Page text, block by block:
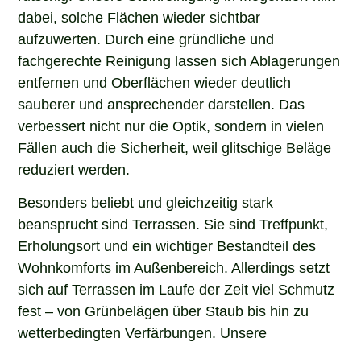
dabei, solche Flächen wieder sichtbar
aufzuwerten. Durch eine gründliche und
fachgerechte Reinigung lassen sich Ablagerungen
entfernen und Oberflächen wieder deutlich
sauberer und ansprechender darstellen. Das
verbessert nicht nur die Optik, sondern in vielen
Fällen auch die Sicherheit, weil glitschige Beläge
reduziert werden.
Besonders beliebt und gleichzeitig stark
beansprucht sind Terrassen. Sie sind Treffpunkt,
Erholungsort und ein wichtiger Bestandteil des
Wohnkomforts im Außenbereich. Allerdings setzt
sich auf Terrassen im Laufe der Zeit viel Schmutz
fest – von Grünbelägen über Staub bis hin zu
wetterbedingten Verfärbungen. Unsere